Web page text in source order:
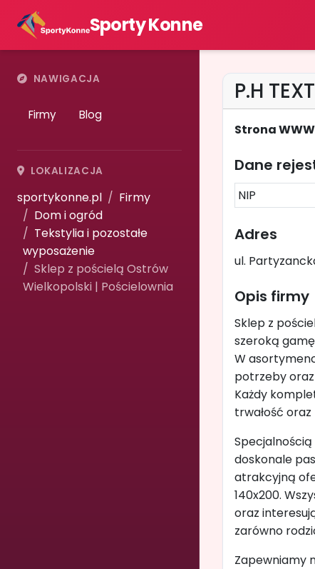
Sporty Konne
NAWIGACJA
Firmy Blog
LOKALIZACJA
sportykonne.pl
Firmy
Dom i ogród
Tekstylia i pozostałe
wyposażenie
Sklep z pościelą Ostrów
Wielkopolski | Pościelownia
P.H
Strona
Dane
NIP
Adres
ul.
Opis firmy
Sklep z
szeroką
W
potrzeby
Każdy
trwałość
Specjalnością
doskonale
atrakcyjną
140x200.
oraz
zarówno
Zapewniamy